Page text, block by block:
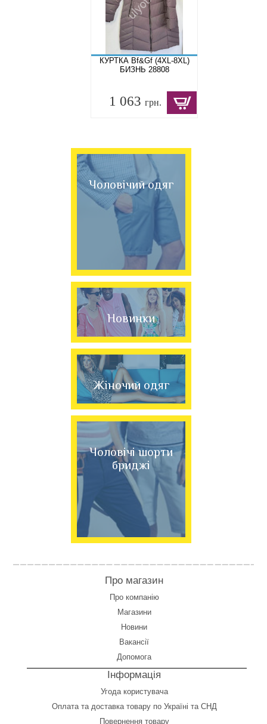
КУРТКА Bf&Gf (4XL-8XL)
БИЗНЬ 28808
1 063грн.
Чоловічий одяг
Новинки
Жіночий одяг
Чоловічі шорти
бриджі
Про магазин
Про компанію
Магазини
Новини
Вакансії
Допомога
Інформація
Угода користувача
Оплата та доставка товару по Україні та СНД
Повернення товару